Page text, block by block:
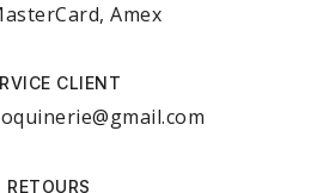
Amex
CLIENT
RETOURS